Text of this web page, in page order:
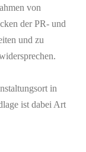
von
der PR- und
und zu
in
ist dabei Art